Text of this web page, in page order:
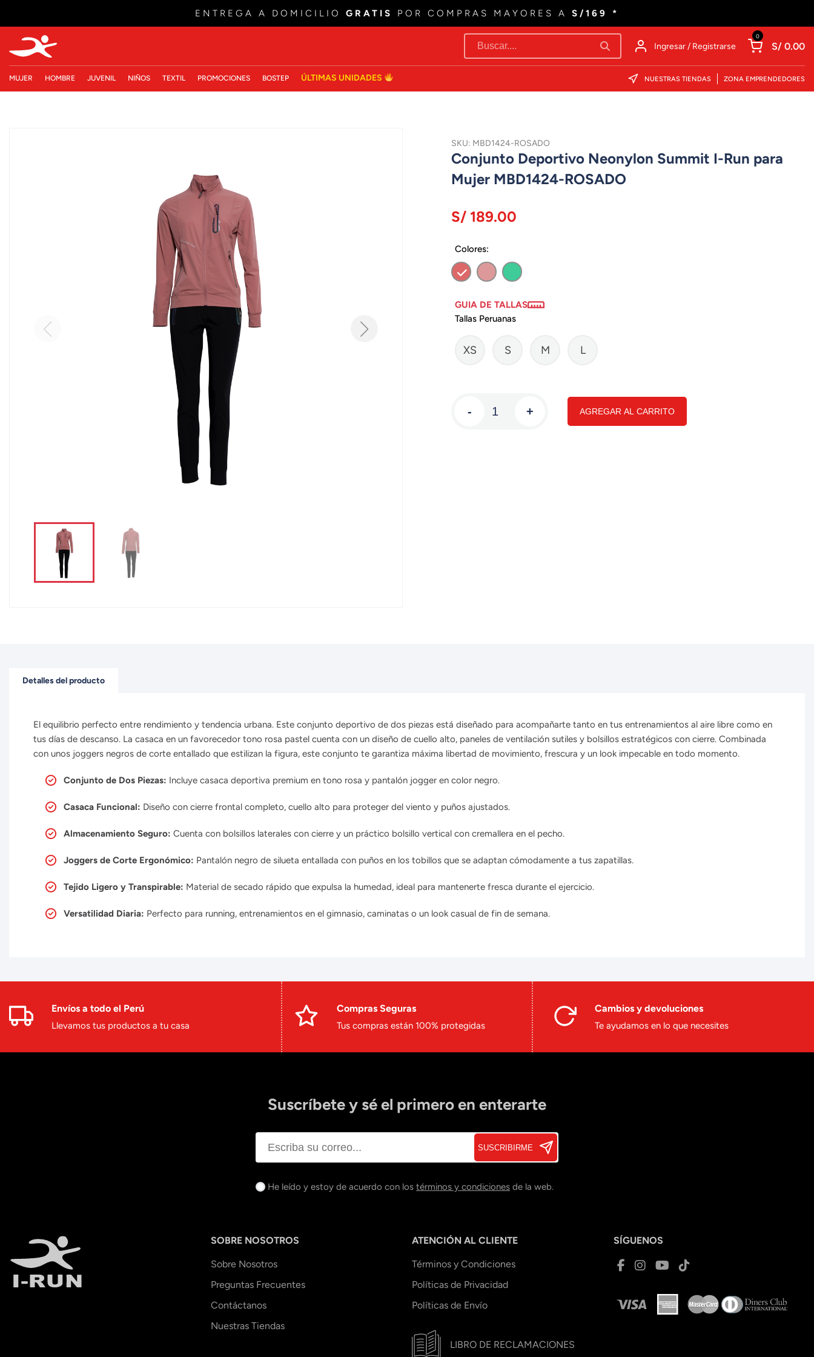
ENTREGA A DOMICILIO GRATIS POR COMPRAS MAYORES A S/169 *
Ingresar / Registrarse
0
S/ 0.00
MUJER HOMBRE JUVENIL NIÑOS TEXTIL PROMOCIONES BOSTEP ÚLTIMAS UNIDADES NUESTRAS TIENDAS ZONA EMPRENDEDORES
SKU: MBD1424-ROSADO
Conjunto Deportivo Neonylon Summit I-Run para
Mujer MBD1424-ROSADO
S/ 189.00
Colores:
GUIA DE TALLAS
Tallas Peruanas
XS S M L
- + AGREGAR AL CARRITO
Detalles del producto
El equilibrio perfecto entre rendimiento y tendencia urbana. Este conjunto deportivo de dos piezas está diseñado para acompañarte tanto en tus entrenamientos al aire libre como en
tus días de descanso. La casaca en un favorecedor tono rosa pastel cuenta con un diseño de cuello alto, paneles de ventilación sutiles y bolsillos estratégicos con cierre. Combinada
con unos joggers negros de corte entallado que estilizan la figura, este conjunto te garantiza máxima libertad de movimiento, frescura y un look impecable en todo momento.
Conjunto de Dos Piezas: Incluye casaca deportiva premium en tono rosa y pantalón jogger en color negro.
Casaca Funcional: Diseño con cierre frontal completo, cuello alto para proteger del viento y puños ajustados.
Almacenamiento Seguro: Cuenta con bolsillos laterales con cierre y un práctico bolsillo vertical con cremallera en el pecho.
Joggers de Corte Ergonómico: Pantalón negro de silueta entallada con puños en los tobillos que se adaptan cómodamente a tus zapatillas.
Tejido Ligero y Transpirable: Material de secado rápido que expulsa la humedad, ideal para mantenerte fresca durante el ejercicio.
Versatilidad Diaria: Perfecto para running, entrenamientos en el gimnasio, caminatas o un look casual de fin de semana.
Envíos a todo el Perú
Llevamos tus productos a tu casa
Compras Seguras
Tus compras están 100% protegidas
Cambios y devoluciones
Te ayudamos en lo que necesites
Suscríbete y sé el primero en enterarte
SUSCRIBIRME
He leído y estoy de acuerdo con los términos y condiciones de la web.
SOBRE NOSOTROS
Sobre Nosotros
Preguntas Frecuentes
Contáctanos
Nuestras Tiendas
ATENCIÓN AL CLIENTE
Términos y Condiciones
Políticas de Privacidad
Políticas de Envío
LIBRO DE RECLAMACIONES
SÍGUENOS